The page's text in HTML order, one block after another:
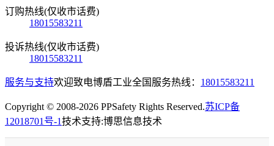
订购热线(仅收市话费)
18015583211
投诉热线(仅收市话费)
18015583211
服务与支持欢迎致电博盾工业全国服务热线： 18015583211
Copyright © 2008-2026 PPSafety Rights Reserved.苏ICP备
12018701号-1技术支持:博思信息技术